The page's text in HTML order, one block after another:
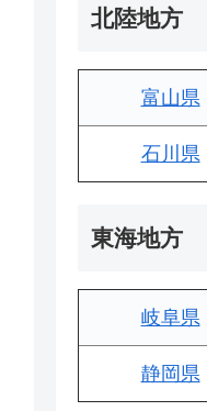
北陸地方
富山県
石川県
東海地方
岐阜県
静岡県